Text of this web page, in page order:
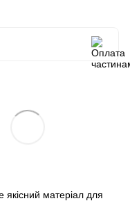
якісний матеріал для